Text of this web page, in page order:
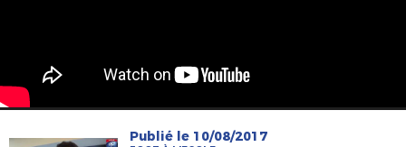
Publié le 10/08/2017